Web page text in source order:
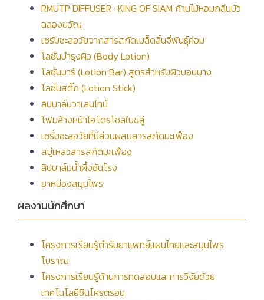
RMUTP DIFFUSER : KING OF SIAM ก้านไม้หอมกลิ่นบัว
ฉลองขวัญ
เซรัมชะลอวัยจากสารสกัดเมล็ดลิ้นจี่พันธ์ุค่อม
โลชั่นบำรุงผิว (Body Lotion)
โลชั่นบาร์ (Lotion Bar) สูตรสำหรับผิวบอบบาง
โลชั่นสติ๊ก (Lotion Stick)
ลิปบาล์มวาเลนไทน์
โฟมล้างหน้าไฮโดรโซลใบขลู่
เซรั่มชะลอวัยที่มีส่วนผสมสารสกัดมะเฟือง
สบู่เหลวสารสกัดมะเฟือง
ลิปบาล์มน้ำผึ้งชันโรง
ยาหม่องสมุนไพร
ผลงานนักศึกษา
โครงการเรียนรู้ตำรับยาแพทย์แผนไทยและสมุนไพร
โบราณ
โครงการเรียนรู้ด้านการทดสอบและการวิจัยด้วย
เทคโนโลยีซินโครตรอน